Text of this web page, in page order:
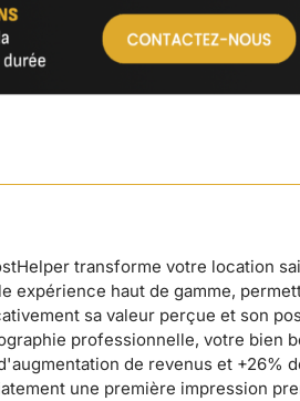
transforme votre location
expérience haut de gamme,
sa valeur perçue et son
professionnelle, votre bien
de revenus et +26%
une première impression